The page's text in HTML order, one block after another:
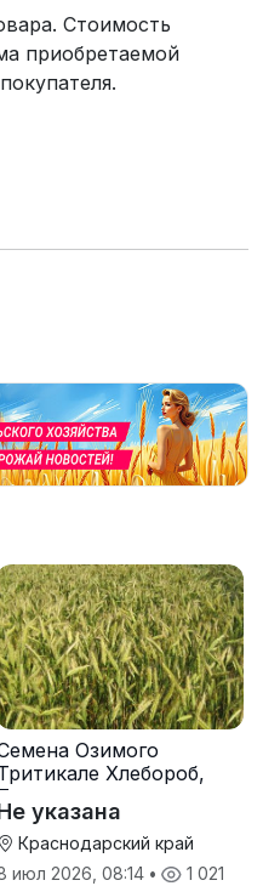
Стоимость
приобретаемой
Озимого
Хлебороб,
указана
Краснодарский край
июл 2026, 08:14 • 1 021